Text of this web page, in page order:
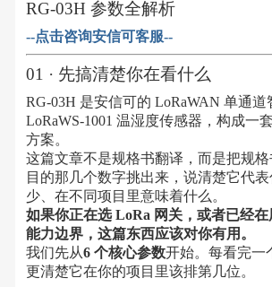
RG-03H 参数全解析
--点击咨询安信可客服--
01 · 先搞清楚你在看什么
RG-03H 是安信可的 LoRaWAN 单通
LoRaWS-1001 温湿度传感器，构成一
方案。
这篇文章不是规格书翻译，而是把规
目的那几个数字挑出来，说清楚它代
少、在不同项目里意味着什么。
如果你正在选 LoRa 网关，或者已经
能力边界，这篇东西应该对你有用。
我们先从6 个核心参数开始。每看完一
更清楚它在你的项目里该排第几位。